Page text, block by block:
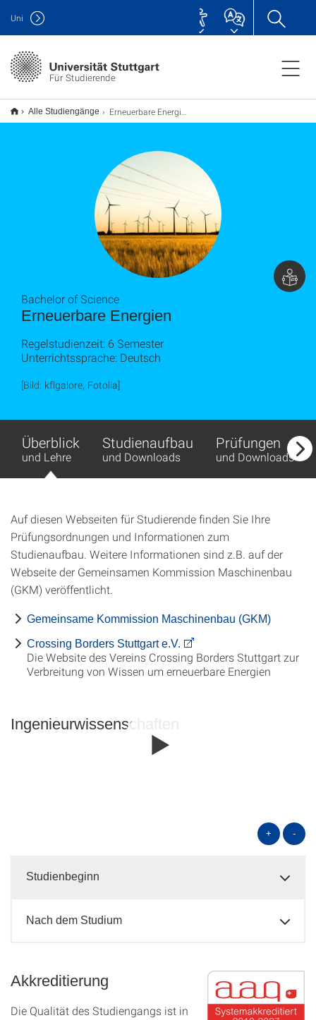
Für Studierende
Uni
Alle Studiengänge Erneuerbare Energien B.Sc.
Erneuerbare Energien
Bachelor of Science
Regelstudienzeit: 6 Semester
Unterrichtssprache: Deutsch
[Bild: kflgalore, Fotolia]
Überblick
und Lehre
Studienaufbau
und Downloads
Prüfungen
und Downloads
Auf diesen Webseiten für Studierende finden Sie Ihre
Prüfungsordnungen und Informationen zum
Studienaufbau. Weitere Informationen sind z.B. auf der
Webseite der Gemeinsamen Kommission Maschinenbau
(GKM) veröffentlicht.
Gemeinsame Kommission Maschinenbau (GKM)
Crossing Borders Stuttgart e.V.
Die Website des Vereins Crossing Borders Stuttgart zur
Verbreitung von Wissen um erneuerbare Energien
Ingenieur­wissen­schaften
+ -
Studienbeginn
Nach dem Studium
Akkreditierung
Die Qualität des Studien­gangs ist in